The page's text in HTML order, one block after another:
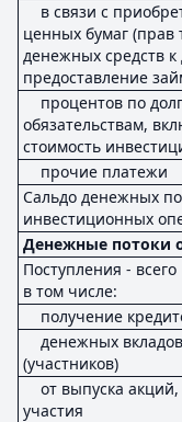
в связи с
ценных бумаг (прав
денежных средств
предоставление
процентов по
обязательствам,
стоимость
прочие платежи
Сальдо денежных
инвестиционных
Денежные потоки
Поступления - всего
в том числе:
получение
денежных
(участников)
от выпуска
участия